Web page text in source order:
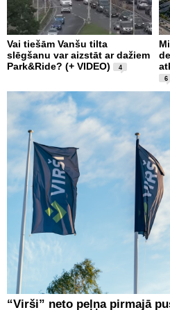
Vai tiešām Vanšu tilta
slēgšanu var aizstāt ar dažiem
Park&Ride? (+ VIDEO)
4
6
“Virši” neto peļņa pirmajā